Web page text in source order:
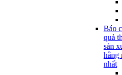
Báo
quả
sản
hằng
nhất